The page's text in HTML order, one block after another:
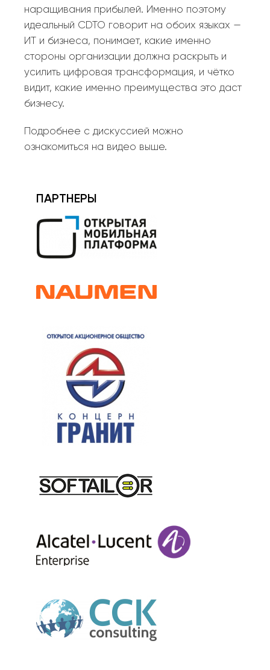
наращивания прибылей. Именно поэтому
идеальный CDTO говорит на обоих языках —
ИТ и бизнеса, понимает, какие именно
стороны организации должна раскрыть и
усилить цифровая трансформация, и чётко
видит, какие именно преимущества это даст
бизнесу.
Подробнее с дискуссией можно
ознакомиться на видео выше.
ПАРТНЕРЫ